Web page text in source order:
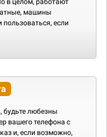
машины
если
будьте любезны
вашего телефона с
и, если возможно,